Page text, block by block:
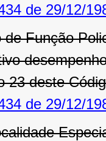
de 29/12/
de Função
23 deste
de 29/12/